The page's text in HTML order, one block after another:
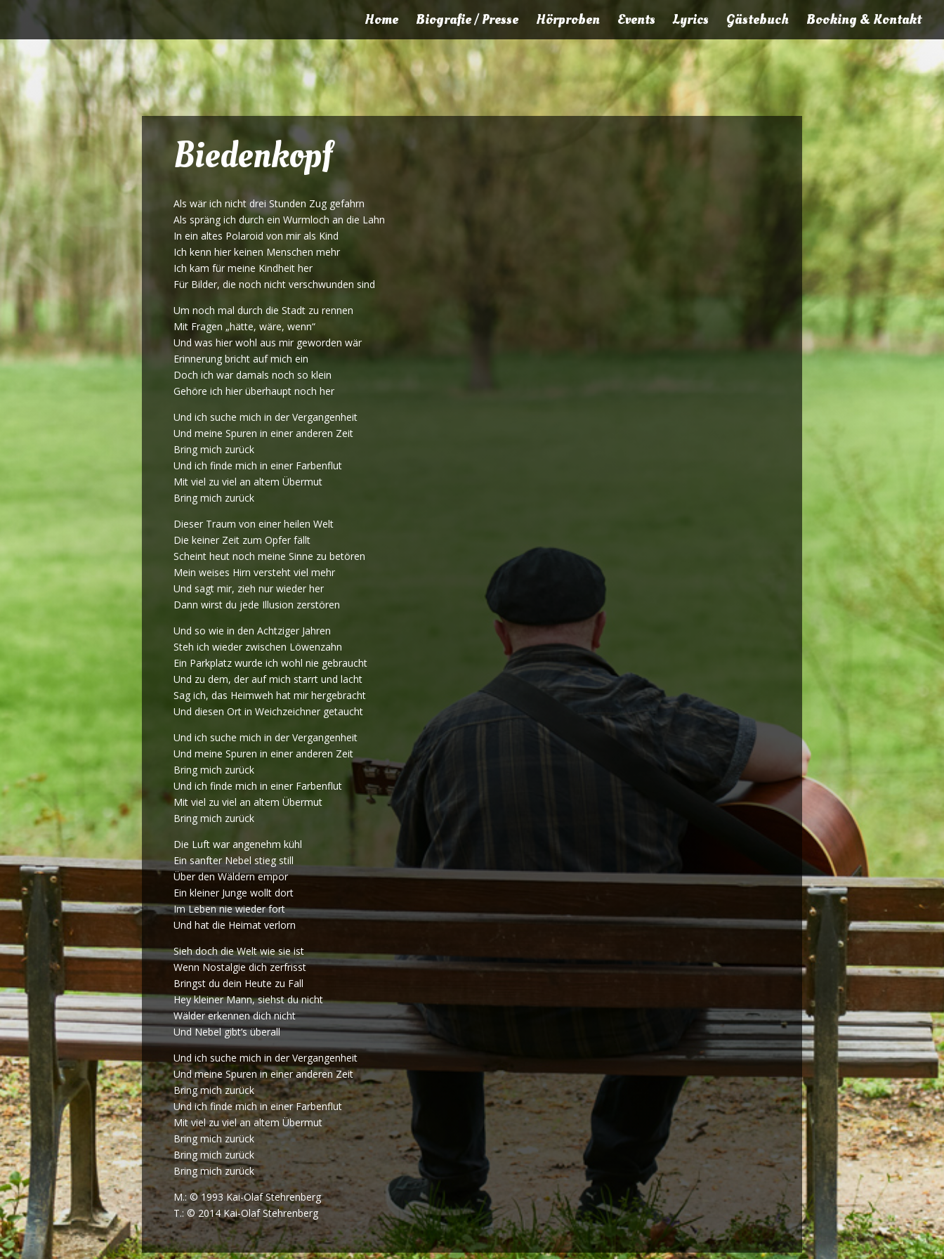
Home Biografie / Presse Hörproben Events Lyrics Gästebuch Booking & Kontakt
Biedenkopf
Als wär ich nicht drei Stunden Zug gefahrn
Als spräng ich durch ein Wurmloch an die Lahn
In ein altes Polaroid von mir als Kind
Ich kenn hier keinen Menschen mehr
Ich kam für meine Kindheit her
Für Bilder, die noch nicht verschwunden sind
Um noch mal durch die Stadt zu rennen
Mit Fragen „hätte, wäre, wenn“
Und was hier wohl aus mir geworden wär
Erinnerung bricht auf mich ein
Doch ich war damals noch so klein
Gehöre ich hier überhaupt noch her
Und ich suche mich in der Vergangenheit
Und meine Spuren in einer anderen Zeit
Bring mich zurück
Und ich finde mich in einer Farbenflut
Mit viel zu viel an altem Übermut
Bring mich zurück
Dieser Traum von einer heilen Welt
Die keiner Zeit zum Opfer fällt
Scheint heut noch meine Sinne zu betören
Mein weises Hirn versteht viel mehr
Und sagt mir, zieh nur wieder her
Dann wirst du jede Illusion zerstören
Und so wie in den Achtziger Jahren
Steh ich wieder zwischen Löwenzahn
Ein Parkplatz wurde ich wohl nie gebraucht
Und zu dem, der auf mich starrt und lacht
Sag ich, das Heimweh hat mir hergebracht
Und diesen Ort in Weichzeichner getaucht
Und ich suche mich in der Vergangenheit
Und meine Spuren in einer anderen Zeit
Bring mich zurück
Und ich finde mich in einer Farbenflut
Mit viel zu viel an altem Übermut
Bring mich zurück
Die Luft war angenehm kühl
Ein sanfter Nebel stieg still
Über den Wäldern empor
Ein kleiner Junge wollt dort
Im Leben nie wieder fort
Und hat die Heimat verlorn
Sieh doch die Welt wie sie ist
Wenn Nostalgie dich zerfrisst
Bringst du dein Heute zu Fall
Hey kleiner Mann, siehst du nicht
Wälder erkennen dich nicht
Und Nebel gibt’s überall
Und ich suche mich in der Vergangenheit
Und meine Spuren in einer anderen Zeit
Bring mich zurück
Und ich finde mich in einer Farbenflut
Mit viel zu viel an altem Übermut
Bring mich zurück
Bring mich zurück
Bring mich zurück
M.: © 1993 Kai-Olaf Stehrenberg
T.: © 2014 Kai-Olaf Stehrenberg